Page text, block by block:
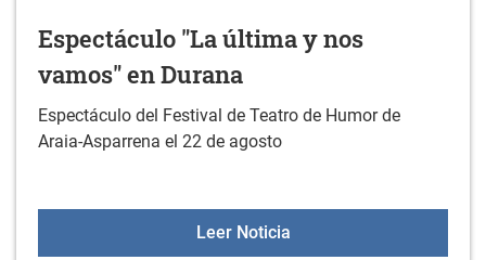
Espectáculo "La última y nos
vamos" en Durana
Espectáculo del Festival de Teatro de Humor de
Araia-Asparrena el 22 de agosto
Leer NoticiaEspectáculo "La última y